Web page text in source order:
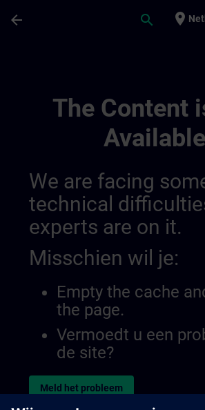
arrow_back search place
The Content
Available
We are facing
technical
experts are on it.
Misschien wil je:
Empty the cache
the page.
Vermoedt u een
de site?
Meld het probleem